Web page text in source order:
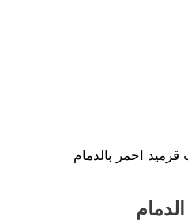
قرميد احمر بالدمام